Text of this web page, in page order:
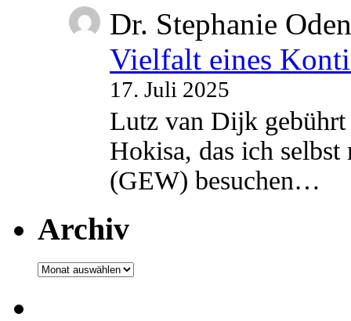
Dr. Stephanie
Vielfalt eines
17. Juli 2025
Lutz van Dijk
Hokisa, das ich
(GEW) besuchen…
Archiv
Archiv